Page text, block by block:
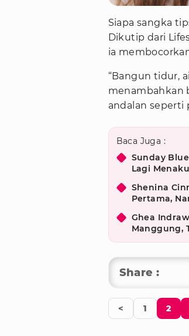
Siapa sangka
Dikutip dari
ia
“Bangun tidur,
menambahkan
andalan seperti
Baca Juga :
Sunday
Lagi
Shenina
Pertama,
Ghea
Manggung,
Share :
< 1 2